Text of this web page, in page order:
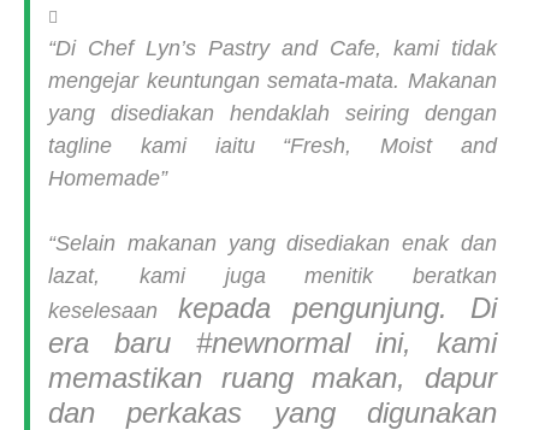
“Di Chef Lyn’s Pastry and Cafe, kami tidak
mengejar keuntungan semata-mata. Makanan
yang disediakan hendaklah seiring dengan
tagline kami iaitu “Fresh, Moist and
Homemade”
“Selain makanan yang disediakan enak dan
lazat, kami juga menitik beratkan
keselesaan kepada pengunjung. Di
era baru #newnormal ini, kami
memastikan ruang makan, dapur
danperkakas yang digunakan